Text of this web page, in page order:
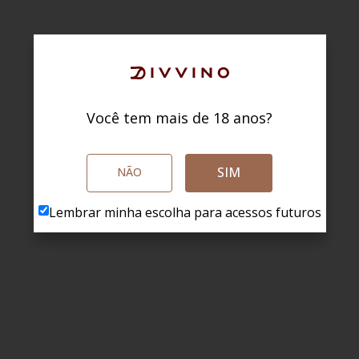
Você tem mais de 18 anos?
NÃO SIM
Lembrar minha escolha para acessos futuros